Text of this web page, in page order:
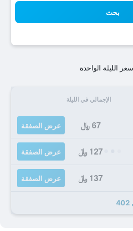
بحث
الليلة الواحدة
الإجمالي في الليلة
67 ﷼ عرض الصفقة
127 ﷼ عرض الصفقة
137 ﷼ عرض الصفقة